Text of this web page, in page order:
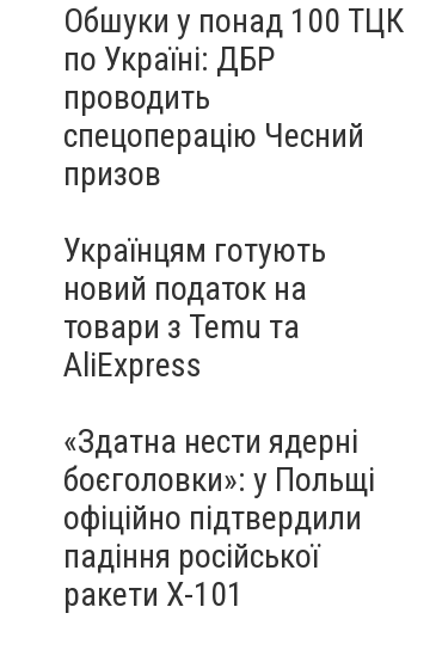
Обшуки у понад 100 ТЦК
по Україні: ДБР
проводить
спецоперацію Чесний
призов
Українцям готують
новий податок на
товари з Temu та
AliExpress
«Здатна нести ядерні
боєголовки»: у Польщі
офіційно підтвердили
падіння російської
ракети Х-101